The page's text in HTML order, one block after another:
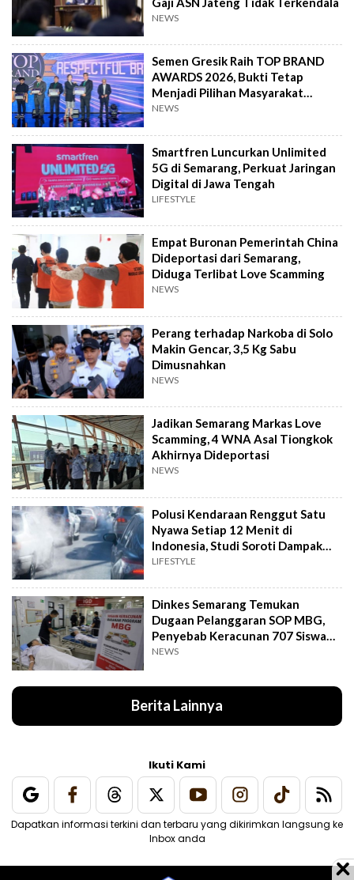
NEWS
Semen Gresik Raih TOP BRAND
AWARDS 2026, Bukti Tetap
Menjadi Pilihan Masyarakat
Indonesia
NEWS
Smartfren Luncurkan Unlimited
5G di Semarang, Perkuat Jaringan
Digital di Jawa Tengah
LIFESTYLE
Empat Buronan Pemerintah China
Dideportasi dari Semarang,
Diduga Terlibat Love Scamming
NEWS
Perang terhadap Narkoba di Solo
Makin Gencar, 3,5 Kg Sabu
Dimusnahkan
NEWS
Jadikan Semarang Markas Love
Scamming, 4 WNA Asal Tiongkok
Akhirnya Dideportasi
NEWS
Polusi Kendaraan Renggut Satu
Nyawa Setiap 12 Menit di
Indonesia, Studi Soroti Dampak
Seriusnya
LIFESTYLE
Dinkes Semarang Temukan
Dugaan Pelanggaran SOP MBG,
Penyebab Keracunan 707 Siswa
Masih Diteliti
NEWS
Berita Lainnya
Ikuti Kami
Dapatkan informasi terkini dan terbaru yang dikirimkan langsung ke
Inbox anda